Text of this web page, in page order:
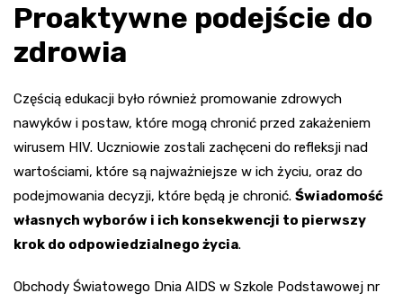
Proaktywne podejście do
zdrowia
Częścią edukacji było również promowanie zdrowych
nawyków i postaw, które mogą chronić przed zakażeniem
wirusem HIV. Uczniowie zostali zachęceni do refleksji nad
wartościami, które są najważniejsze w ich życiu, oraz do
podejmowania decyzji, które będą je chronić. Świadomość
własnych wyborów i ich konsekwencji to pierwszy
krok do odpowiedzialnego życia.
Obchody Światowego Dnia AIDS w Szkole Podstawowej nr